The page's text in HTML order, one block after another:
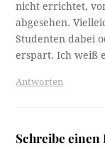
nicht errichtet,
abgesehen.
Studenten dabei
erspart. Ich weiß
Antworten
Schreibe